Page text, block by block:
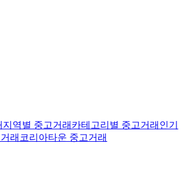
지역별 중고거래 카테고리별 중고거래 인기
래 코리아타운 중고거래